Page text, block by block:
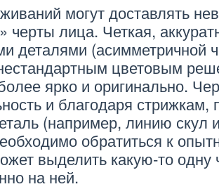
могут доставлять
черты лица. Четкая,
деталями (асимметричной
цветовым
ярко и оригинально.
и благодаря
(например, линию скул
обратиться к
выделить какую-то одну
на ней.